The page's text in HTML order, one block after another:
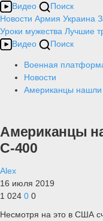
Видео
Поиск
Новости Армия Украина
Уроки мужества Лучшие
Видео
Поиск
Военная
Новости
Американцы нашли
Американцы
С-400
Alex
16 июля 2019
1 024 0 0
Несмотря на это в США